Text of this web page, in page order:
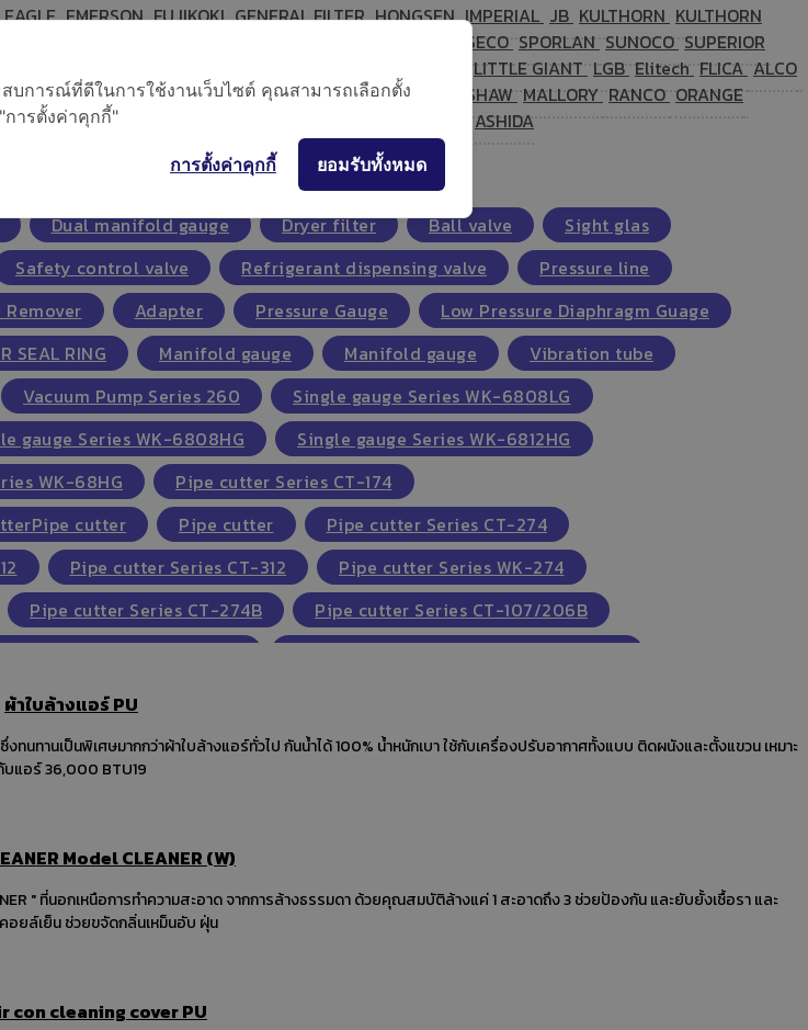
EAGLE EMERSON FUJIKOKI GENERAL FILTER HONGSEN IMPERIAL JB KULTHORN KULTHORN
SECO SPORLAN SUNOCO SUPERIOR
LITTLE GIANT LGB Elitech FLICA ALCO
Supco tif CPS MUELLER Aeroquip ACE PUMP ROBERTSHAW MALLORY RANCO ORANGE
KINNEY VACUUM ASHIDA
Dual manifold gauge Dryer filter Ball valve
Sight glas
Safety control valve Refrigerant dispensing valve
Pressure line
Remover Adapter Pressure Gauge
Low Pressure Diaphragm Guage
SEAL RING Manifold gauge Manifold gauge
Vibration tube
Vacuum Pump Series 260
Single gauge Series WK-6808LG
gauge Series WK-6808HG
Single gauge Series WK-6812HG
WK-68HG
Pipe cutter Series CT-174
cutter
Pipe cutter
Pipe cutter Series CT-274
Pipe cutter Series CT-312
Pipe cutter Series WK-274
Pipe cutter Series CT-274B
Pipe cutter Series CT-107/206B
single gauge ball valve HS-480AH-60"
น HS-TD19
คัตเตอร์ เครื่องมือแอร์
คัตเตอร์ตัดท่อ ชนิดใบมีดมีลูกปืน รุ่น HS-TD19
Tube cutter
valves by diaphragm
CASTEL SOLENOID COIL solenoid valve electric coil
Sightglass Castel
ผ้าใบล้างแอร์ PU
กับแอร์ 36,000 BTU19
Model CLEANER (W)
อยล์เย็น ช่วยขจัดกลิ่นเหม็นอับ ฝุ่น
Air con cleaning cover PU
บการณ์ที่ดีในการใช้งานเว็บไซต์ คุณสามารถเลือกตั้ง
ารตั้งค่าคุกกี้"
ยอมรับทั้งหมด
การตั้งค่าคุกกี้